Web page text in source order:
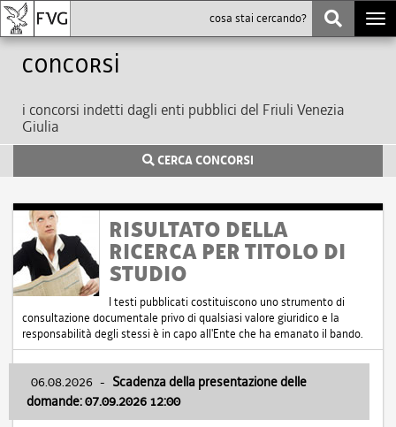
Concorsi
i concorsi indetti dagli enti pubblici del Friuli Venezia
Giulia
CERCA CONCORSI
RISULTATO DELLA
RICERCA PER TITOLO DI
STUDIO
I testi pubblicati costituiscono uno strumento di
consultazione documentale privo di qualsiasi valore giuridico e la
responsabilità degli stessi è in capo all'Ente che ha emanato il bando.
06.08.2026 - Scadenza della presentazione delle
domande: 07.09.2026 12:00